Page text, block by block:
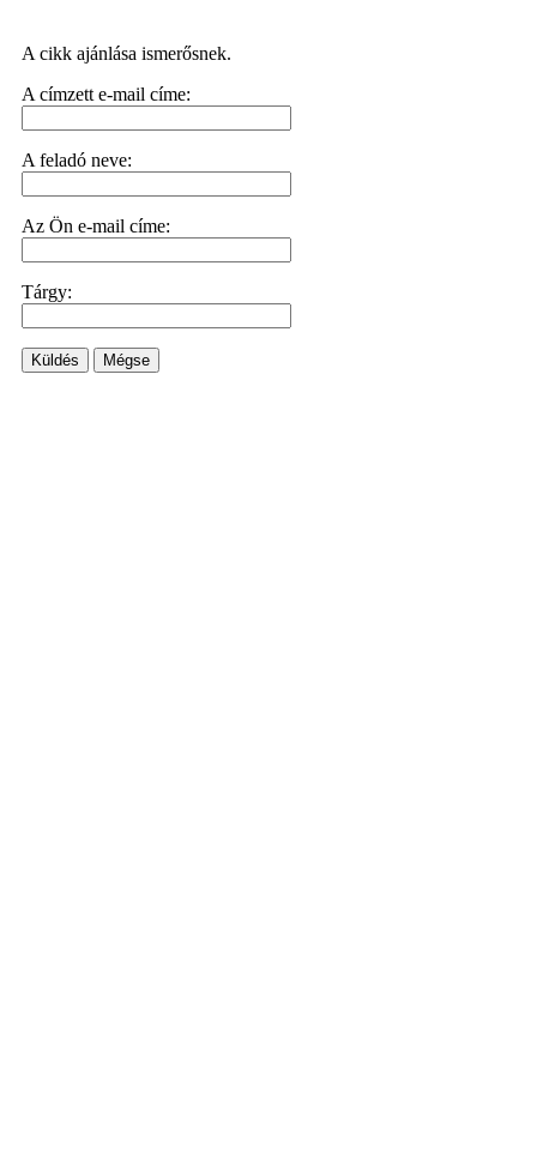
A cikk ajánlása ismerősnek.
A címzett e-mail címe:
A feladó neve:
Az Ön e-mail címe:
Tárgy:
Küldés Mégse